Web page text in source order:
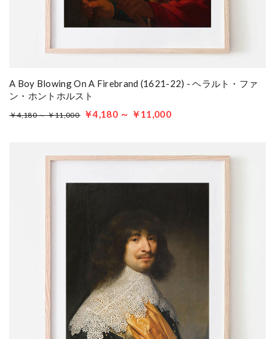
A Boy Blowing On A Firebrand (1621-22) - ヘラルト・ファ
ン・ホントホルスト
￥4,180 ～ ￥11,000 ￥4,180 ～ ￥11,000